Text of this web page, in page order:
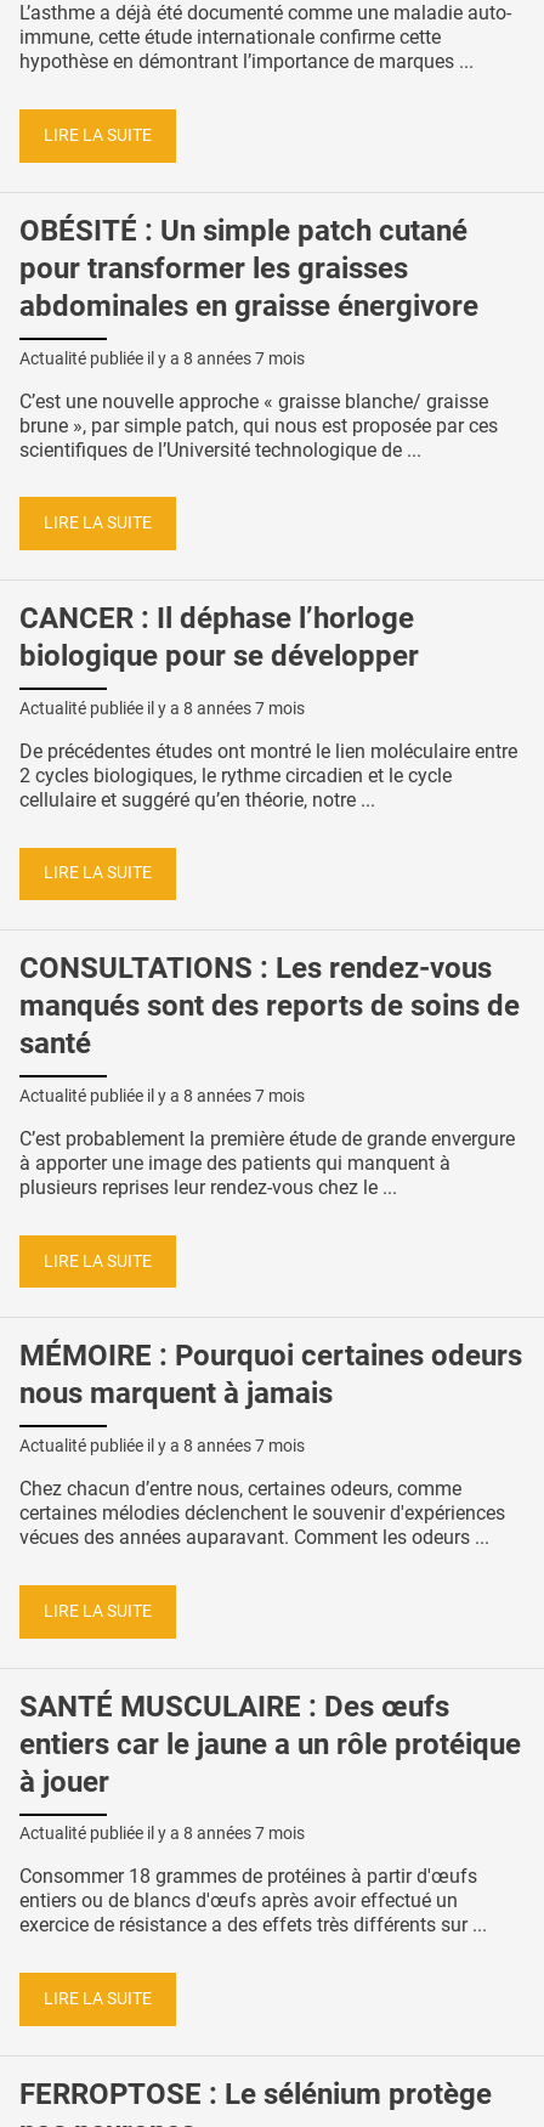
L’asthme a déjà été documenté comme une maladie auto-
immune, cette étude internationale confirme cette
hypothèse en démontrant l’importance de marques ...
LIRE LA SUITE
OBÉSITÉ : Un simple patch cutané
pour transformer les graisses
abdominales en graisse énergivore
Actualité publiée il y a 8 années 7 mois
C’est une nouvelle approche « graisse blanche/ graisse
brune », par simple patch, qui nous est proposée par ces
scientifiques de l’Université technologique de ...
LIRE LA SUITE
CANCER : Il déphase l’horloge
biologique pour se développer
Actualité publiée il y a 8 années 7 mois
De précédentes études ont montré le lien moléculaire entre
2 cycles biologiques, le rythme circadien et le cycle
cellulaire et suggéré qu’en théorie, notre ...
LIRE LA SUITE
CONSULTATIONS : Les rendez-vous
manqués sont des reports de soins de
santé
Actualité publiée il y a 8 années 7 mois
C’est probablement la première étude de grande envergure
à apporter une image des patients qui manquent à
plusieurs reprises leur rendez-vous chez le ...
LIRE LA SUITE
MÉMOIRE : Pourquoi certaines odeurs
nous marquent à jamais
Actualité publiée il y a 8 années 7 mois
Chez chacun d’entre nous, certaines odeurs, comme
certaines mélodies déclenchent le souvenir d'expériences
vécues des années auparavant. Comment les odeurs ...
LIRE LA SUITE
SANTÉ MUSCULAIRE : Des œufs
entiers car le jaune a un rôle protéique
à jouer
Actualité publiée il y a 8 années 7 mois
Consommer 18 grammes de protéines à partir d'œufs
entiers ou de blancs d'œufs après avoir effectué un
exercice de résistance a des effets très différents sur ...
LIRE LA SUITE
FERROPTOSE : Le sélénium protège